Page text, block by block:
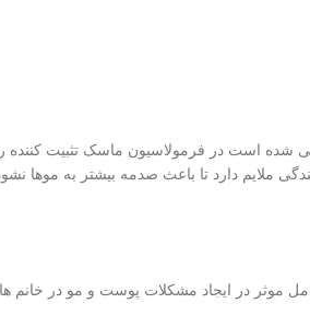
شده است در فرمولاسیون ماسک تثبیت کننده
دارد تا باعث صدمه بیشتر به موها
موثر در ایجاد مشکلات پوست و مو در خانم